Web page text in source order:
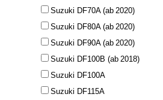
Suzuki DF70A (ab 2020)
Suzuki DF80A (ab 2020)
Suzuki DF90A (ab 2020)
Suzuki DF100B (ab 2018)
Suzuki DF100A
Suzuki DF115A